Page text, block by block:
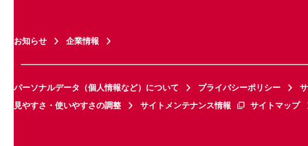
お知らせ 企業情報
パーソナルデータ（個人情報など）について プライバシーポリシー
見やすさ・使いやすさの調整
サイトメンテナンス情報 サイトマップ